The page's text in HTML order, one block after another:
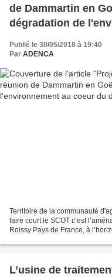
de Dammartin en
dégradation de
Publié le 30/05/2018 à 19:40
Par ADENCA
Territoire de la communauté
faire court le SCOT c’est
Roissy Pays de France, à
L’usine de